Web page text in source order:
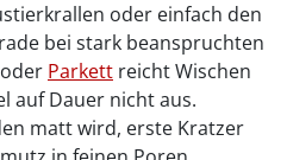
oder einfach den
bei stark beanspruchten
oder Parkett reicht Wischen
auf Dauer nicht aus.
matt wird, erste Kratzer